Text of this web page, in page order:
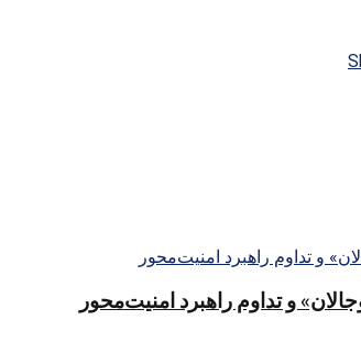
و تداوم راهبرد امنیت‌محور